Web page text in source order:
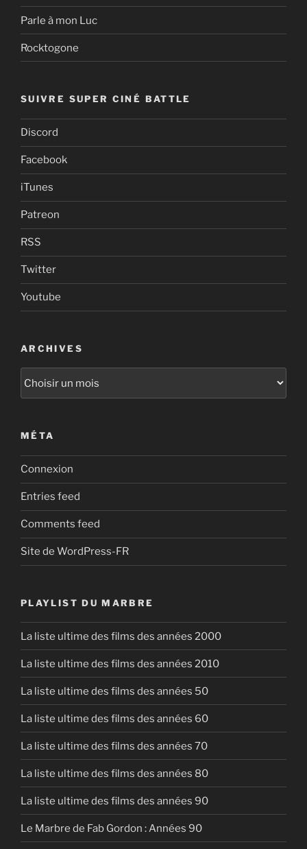
Parle à mon Luc
Rocktogone
SUIVRE SUPER CINÉ BATTLE
Discord
Facebook
iTunes
Patreon
RSS
Twitter
Youtube
ARCHIVES
MÉTA
Connexion
Entries feed
Comments feed
Site de WordPress-FR
PLAYLIST DU MARBRE
La liste ultime des films des années 2000
La liste ultime des films des années 2010
La liste ultime des films des années 50
La liste ultime des films des années 60
La liste ultime des films des années 70
La liste ultime des films des années 80
La liste ultime des films des années 90
Le Marbre de Fab Gordon : Années 90